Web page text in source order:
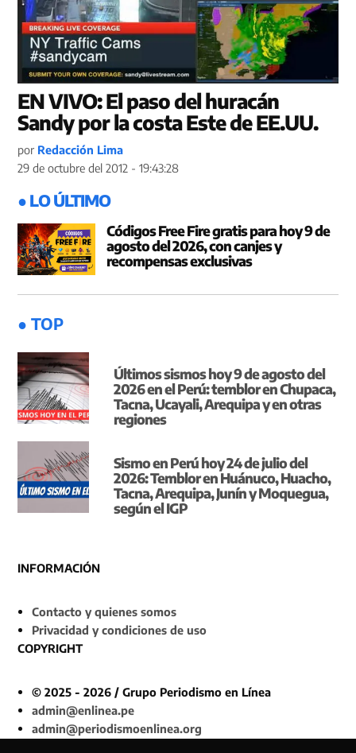
EN VIVO: El paso del huracán
Sandy por la costa Este de EE.UU.
por Redacción Lima
29 de octubre del 2012 - 19:43:28
● LO ÚLTIMO
Códigos Free Fire gratis para hoy 9 de
agosto del 2026, con canjes y
recompensas exclusivas
● TOP
Últimos sismos hoy 9 de agosto del
2026 en el Perú: temblor en Chupaca,
Tacna, Ucayali, Arequipa y en otras
regiones
Sismo en Perú hoy 24 de julio del
2026: Temblor en Huánuco, Huacho,
Tacna, Arequipa, Junín y Moquegua,
según el IGP
INFORMACIÓN
Contacto y quienes somos
Privacidad y condiciones de uso
COPYRIGHT
© 2025 - 2026 / Grupo Periodismo en Línea
admin@enlinea.pe
admin@periodismoenlinea.org